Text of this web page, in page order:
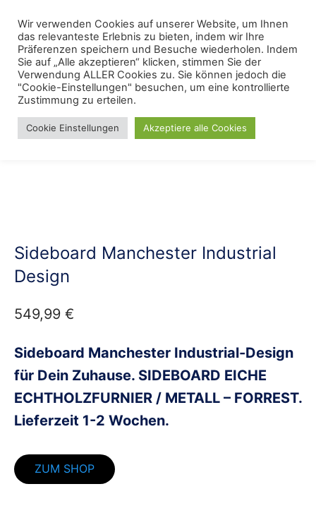
content
Menu
Start / Lieblings Möbelkollektionen / Industrielles Design
Sideboard Manchester Industrial
Design
549,99 €
Sideboard Manchester Industrial-Design
für Dein Zuhause. SIDEBOARD EICHE
ECHTHOLZFURNIER / METALL – FORREST.
Lieferzeit 1-2 Wochen.
ZUM SHOP
Wir verwenden Cookies auf unserer Website, um Ihnen
das relevanteste Erlebnis zu bieten, indem wir Ihre
Präferenzen speichern und Besuche wiederholen. Indem
Sie auf „Alle akzeptieren“ klicken, stimmen Sie der
Verwendung ALLER Cookies zu. Sie können jedoch die
"Cookie-Einstellungen" besuchen, um eine kontrollierte
Zustimmung zu erteilen.
Cookie Einstellungen Akzeptiere alle Cookies